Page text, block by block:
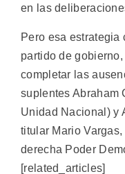
en las
Pero esa estrategia
partido de
completar las
suplentes Abraham
Unidad Nacional) y
titular Mario
derecha Poder
[related_articles]